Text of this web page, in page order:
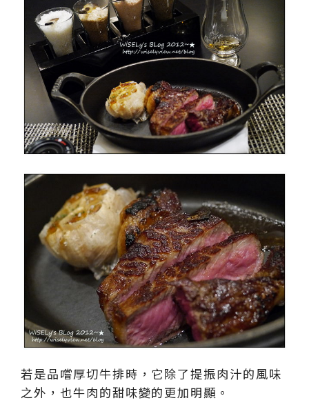
若是品嚐厚切牛排時，它除了提振肉汁的風味
之外，也牛肉的甜味變的更加明顯。